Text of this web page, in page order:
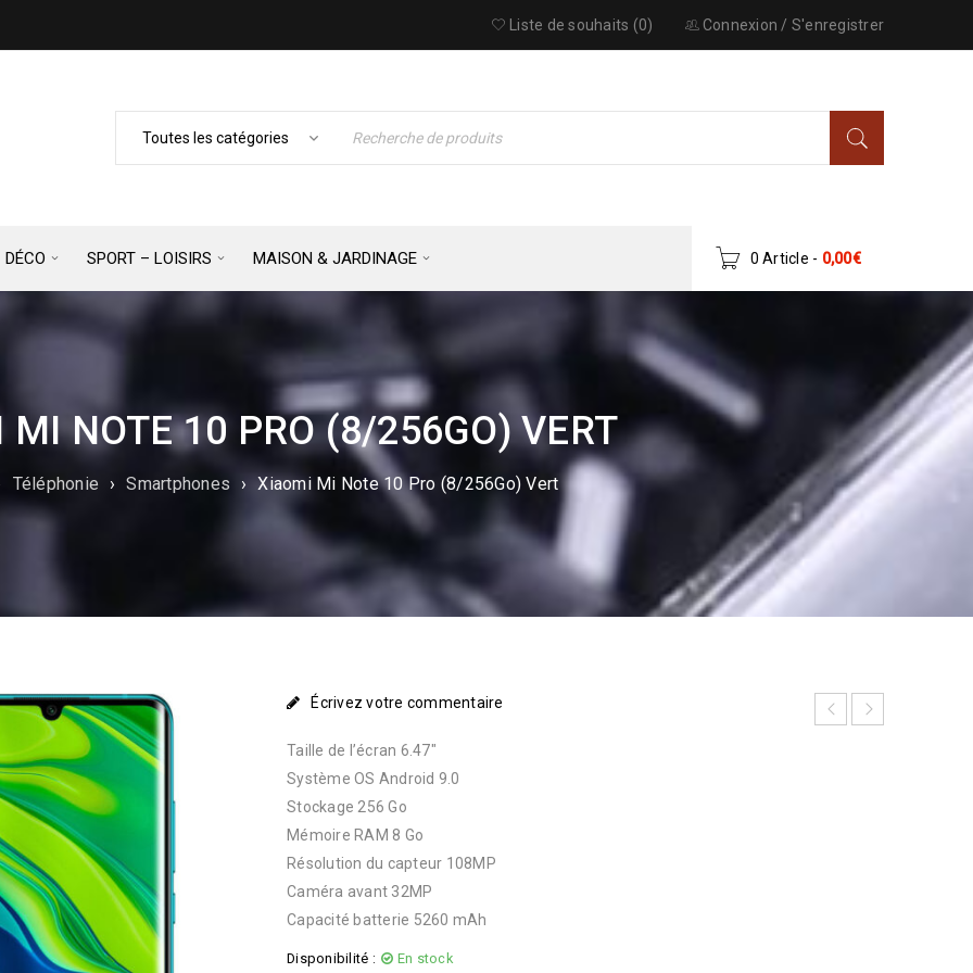
Connexion / S'enregistrer
Liste de souhaits (0)
SPORT – LOISIRS MAISON & JARDINAGE 0 Article - 0,00€
MI NOTE 10 PRO (8/256GO) VERT
Téléphonie › Smartphones › Xiaomi Mi Note 10 Pro (8/256Go) Vert
Écrivez votre commentaire
Taille de l’écran 6.47″
Système OS Android 9.0
Stockage 256 Go
Mémoire RAM 8 Go
Résolution du capteur 108MP
Caméra avant 32MP
Capacité batterie 5260 mAh
Disponibilité : En stock